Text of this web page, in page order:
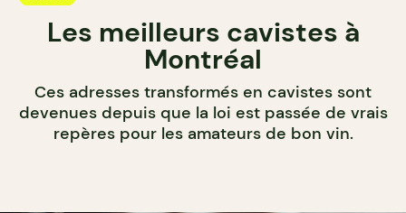
Les meilleurs cavistes à
Montréal
Ces adresses transformés en cavistes sont
devenues depuis que la loi est passée de vrais
repères pour les amateurs de bon vin.